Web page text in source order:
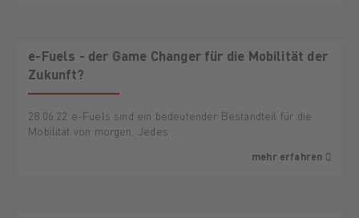
e-Fuels - der Game Changer für die Mobilität der
Zukunft?
28.06.22 e-Fuels sind ein bedeutender Bestandteil für die
Mobilität von morgen. Jedes …
mehr erfahren